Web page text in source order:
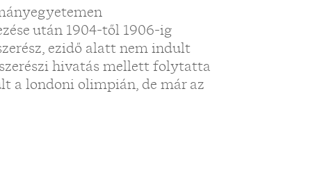
után 1904-től 1906-ig
ezidő alatt nem indult
hivatás mellett folytatta
a londoni olimpián, de már az